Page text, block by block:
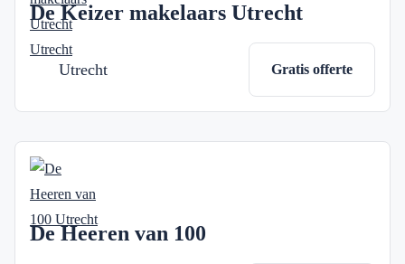
De Keizer makelaars Utrecht
Utrecht Gratis offerte
De Heeren van 100